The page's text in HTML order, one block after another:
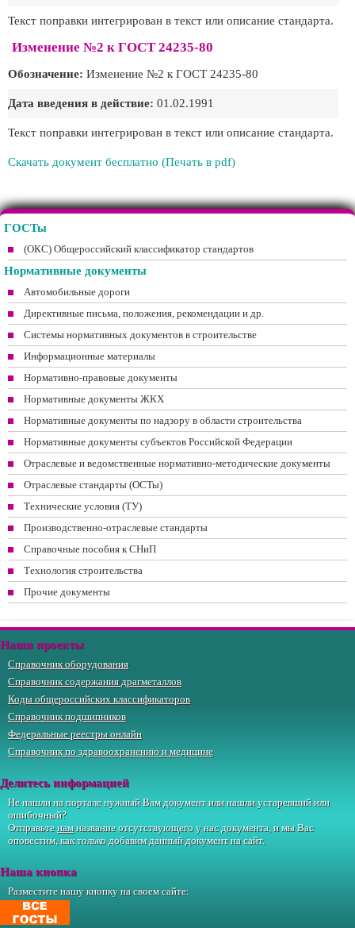
Текст поправки интегрирован в текст или описание стандарта.
Изменение №2 к ГОСТ 24235-80
Обозначение: Изменение №2 к ГОСТ 24235-80
Дата введения в действие: 01.02.1991
Текст поправки интегрирован в текст или описание стандарта.
Скачать документ бесплатно (Печать в pdf)
ГОСТы
(ОКС) Общероссийский классификатор стандартов
Нормативные документы
Автомобильные дороги
Директивные письма, положения, рекомендации и др.
Системы нормативных документов в строительстве
Информационные материалы
Нормативно-правовые документы
Нормативные документы ЖКХ
Нормативные документы по надзору в области строительства
Нормативные документы субъектов Российской Федерации
Отраслевые и ведомственные нормативно-методические документы
Отраслевые стандарты (ОСТы)
Технические условия (ТУ)
Производственно-отраслевые стандарты
Справочные пособия к СНиП
Технология строительства
Прочие документы
Наши проекты
Справочник оборудования
Справочник содержания драгметаллов
Коды общероссийских классификаторов
Справочник подшипников
Федеральные реестры онлайн
Справочник по здравоохранению и медицине
Делитесь информацией
Не нашли на портале нужный Вам документ или нашли устаревший или
ошибочный?
Отправьтенамназвание отсутствующего у нас документа, и мы Вас
оповестим, как только добавим данный документ на сайт.
Наша кнопка
Разместите нашу кнопку на своем сайте: